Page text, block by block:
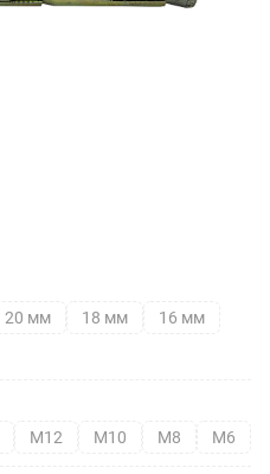
20 мм 18 мм
16 мм
М12 М10 М8 М6